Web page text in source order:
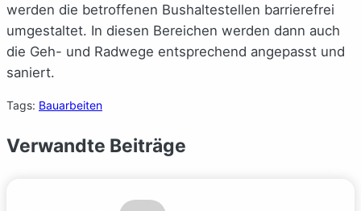
werden die betroffenen Bushaltestellen barrierefrei
umgestaltet. In diesen Bereichen werden dann auch
die Geh- und Radwege entsprechend angepasst und
saniert.
Tags: Bauarbeiten
Verwandte Beiträge